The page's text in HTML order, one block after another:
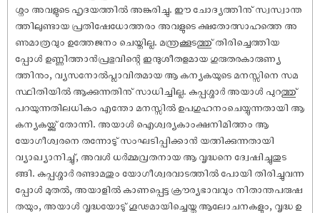
ശ്നം അവളുടെ ഹൃദയത്തിൽ അങ്കുരിച്ചു. ഈ ചോദ്യത്തിനു് സ്വസ്വാന്ത
ത്തിലുണ്ടായ പ്രതിഷേധോത്തരം അവളുടെ ക്ഷതോത്സാഹത്തെ അ
ണുമാത്രവും ഉത്തേജനം ചെയ്തില്ല. മന്ത്രക്കൂടത്തു് തിരിച്ചെത്തിയ
പ്പോൾ ഉണ്ണിത്താൻപ്രഭുവിന്റെ ഇന്ദുശീതളമായ ഗുരുതരകാരുണ്യ
ത്തിനും, വ്യസനോൽപ്ലാവിതമായ ആ കന്യകയുടെ മനസ്സിനെ സമ
സ്ഥിതിയിൽ ആക്കുന്നതിനു് സാധിച്ചില്ല. കുപ്പശ്ശാർ അയാൾ പുറത്തു്
പറയുന്നതിലധികം എന്തോ മനസ്സിൽ ഉപഗുഹനംചെയ്യുന്നതായി ആ
കന്യകയ്ക്കു് തോന്നി. അയാൾ ഐശ്വര്യകാംക്ഷനിമിത്തം ആ
യോഗീശ്വരനെ തന്നോടു് സംഘടിപ്പിക്കാൻ യത്നിക്കുന്നതായി
വ്യാഖ്യാനിച്ചു്, അവൾ ധർമ്മവ്രതനായ ആ വൃദ്ധനെ ദ്വേഷിച്ചുതുട
ങ്ങി. കുപ്പശ്ശാർ രണ്ടാമതും യോഗീശ്വരവാടത്തിൽ പോയി തിരിച്ചുവന്ന
പ്പോൾ മുതൽ, അയാളിൽ കാണപ്പെട്ട ക്രൗര്യഭാവവും നിതാന്തപരുഷ
തയും, അയാൾ വൃദ്ധയോടു് ഗൂഢമായിച്ചെയ്ത ആലോചനകളും, വൃദ്ധ ഉ